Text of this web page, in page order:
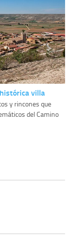
villa
y rincones que
del Camino